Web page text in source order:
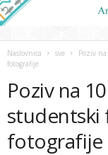
Naslovnica sve
Poziv
fotografije
Poziv na
studentski
fotografije